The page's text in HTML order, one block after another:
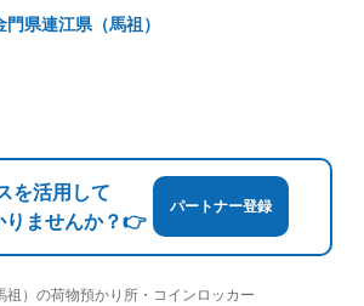
門県連江県（馬祖）
を活用して
りませんか？👉
パートナー登録
祖）の荷物預かり所・コインロッカー